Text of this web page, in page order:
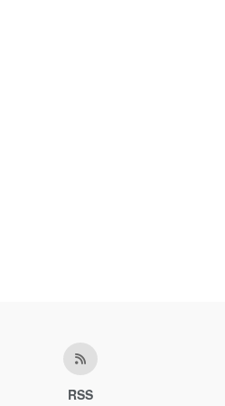
RSS